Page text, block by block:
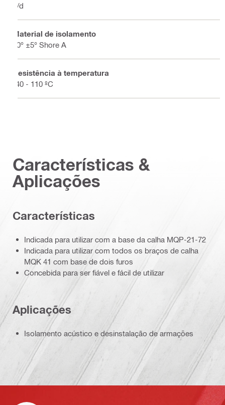
n/d
Material de isolamento
70° ±5° Shore A
Resistência à temperatura
-40 - 110 ºC
Características &
Aplicações
Características
Indicada para utilizar com a base da calha MQP-21-72
Indicada para utilizar com todos os braços de calha
MQK 41 com base de dois furos
Concebida para ser fiável e fácil de utilizar
Aplicações
Isolamento acústico e desinstalação de armações